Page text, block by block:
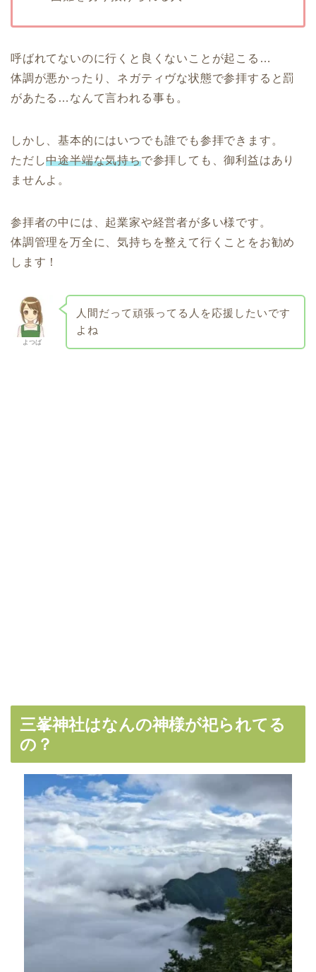
呼ばれてないのに行くと良くないことが起こる…
体調が悪かったり、ネガティヴな状態で参拝すると罰
があたる…なんて言われる事も。
しかし、基本的にはいつでも誰でも参拝できます。
ただし中途半端な気持ちで参拝しても、御利益はあり
ませんよ。
参拝者の中には、起業家や経営者が多い様です。
体調管理を万全に、気持ちを整えて行くことをお勧め
します！
よつば
人間だって頑張ってる人を応援したいです
よね
三峯神社はなんの神様が祀られてる
の？